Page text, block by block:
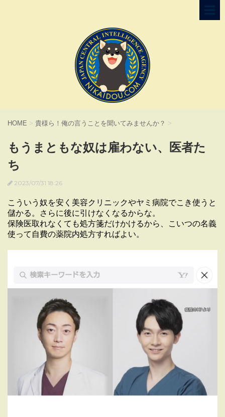
HOME > 貴様ら！俺の言うことを聞いてみませんか？ >
もうまともな奴は雇わない、医者た
ち
2023/07/31 18:26
こういう奴を安く美容クリニックやヤミ病院でこき使うと
儲かる。さらに後に引けなくなるからな。
保険医取れなくても処方箋だけかけるから、こいつの名義
使って自費の薬院内処方すればよい。